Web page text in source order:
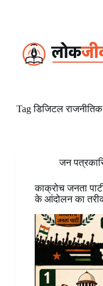
Tagडिजिटल राजनीतिक
जन
काक्रोच जनता
के आंदोलन का